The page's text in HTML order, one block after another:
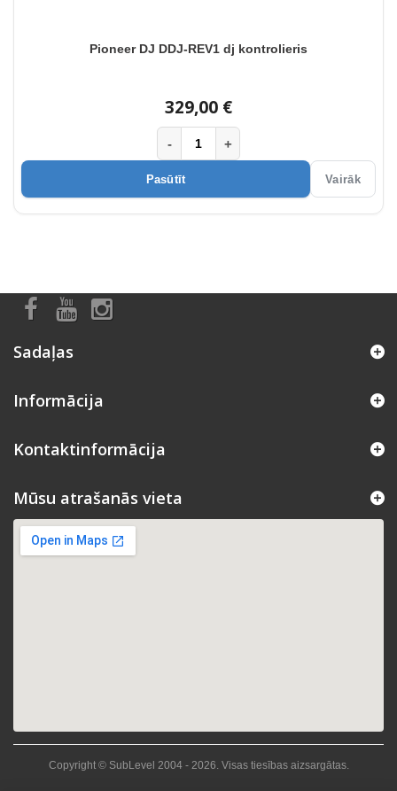
Pioneer DJ DDJ-REV1 dj kontrolieris
329,00 €
- +
Pasūtīt Vairāk
Sadaļas
Informācija
Kontaktinformācija
Mūsu atrašanās vieta
Copyright © SubLevel 2004 - 2026. Visas tiesības aizsargātas.